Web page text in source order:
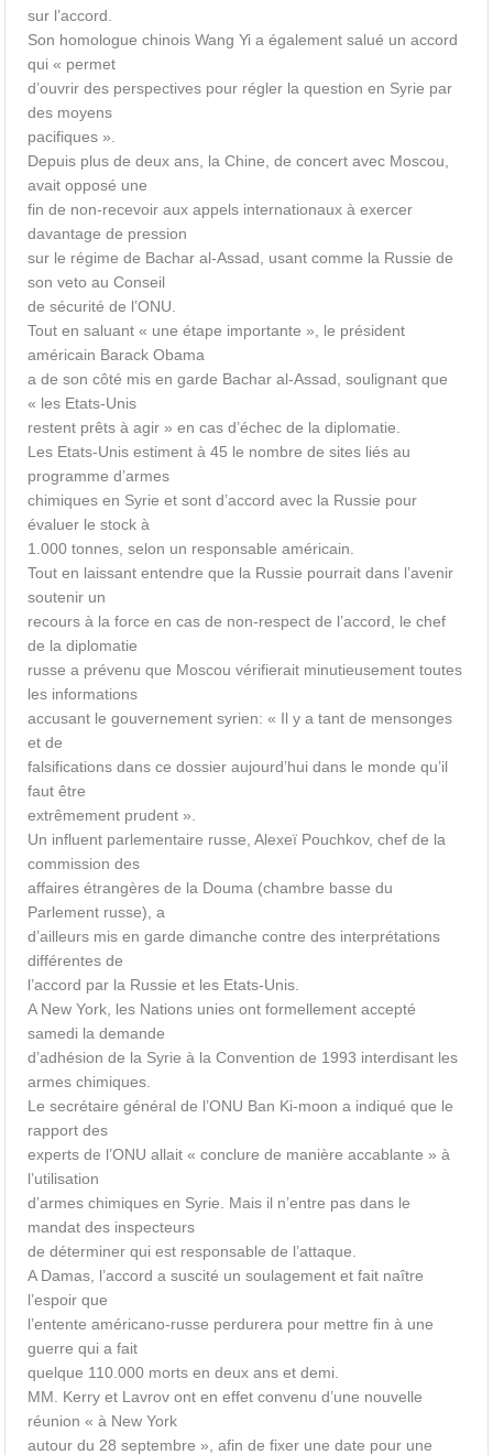
sur l’accord.
Son homologue chinois Wang Yi a également salué un accord
qui « permet
d’ouvrir des perspectives pour régler la question en Syrie par
des moyens
pacifiques ».
Depuis plus de deux ans, la Chine, de concert avec Moscou,
avait opposé une
fin de non-recevoir aux appels internationaux à exercer
davantage de pression
sur le régime de Bachar al-Assad, usant comme la Russie de
son veto au Conseil
de sécurité de l’ONU.
Tout en saluant « une étape importante », le président
américain Barack Obama
a de son côté mis en garde Bachar al-Assad, soulignant que
« les Etats-Unis
restent prêts à agir » en cas d’échec de la diplomatie.
Les Etats-Unis estiment à 45 le nombre de sites liés au
programme d’armes
chimiques en Syrie et sont d’accord avec la Russie pour
évaluer le stock à
1.000 tonnes, selon un responsable américain.
Tout en laissant entendre que la Russie pourrait dans l’avenir
soutenir un
recours à la force en cas de non-respect de l’accord, le chef
de la diplomatie
russe a prévenu que Moscou vérifierait minutieusement toutes
les informations
accusant le gouvernement syrien: « Il y a tant de mensonges
et de
falsifications dans ce dossier aujourd’hui dans le monde qu’il
faut être
extrêmement prudent ».
Un influent parlementaire russe, Alexeï Pouchkov, chef de la
commission des
affaires étrangères de la Douma (chambre basse du
Parlement russe), a
d’ailleurs mis en garde dimanche contre des interprétations
différentes de
l’accord par la Russie et les Etats-Unis.
A New York, les Nations unies ont formellement accepté
samedi la demande
d’adhésion de la Syrie à la Convention de 1993 interdisant les
armes chimiques.
Le secrétaire général de l’ONU Ban Ki-moon a indiqué que le
rapport des
experts de l’ONU allait « conclure de manière accablante » à
l’utilisation
d’armes chimiques en Syrie. Mais il n’entre pas dans le
mandat des inspecteurs
de déterminer qui est responsable de l’attaque.
A Damas, l’accord a suscité un soulagement et fait naître
l’espoir que
l’entente américano-russe perdurera pour mettre fin à une
guerre qui a fait
quelque 110.000 morts en deux ans et demi.
MM. Kerry et Lavrov ont en effet convenu d’une nouvelle
réunion « à New York
autour du 28 septembre », afin de fixer une date pour une